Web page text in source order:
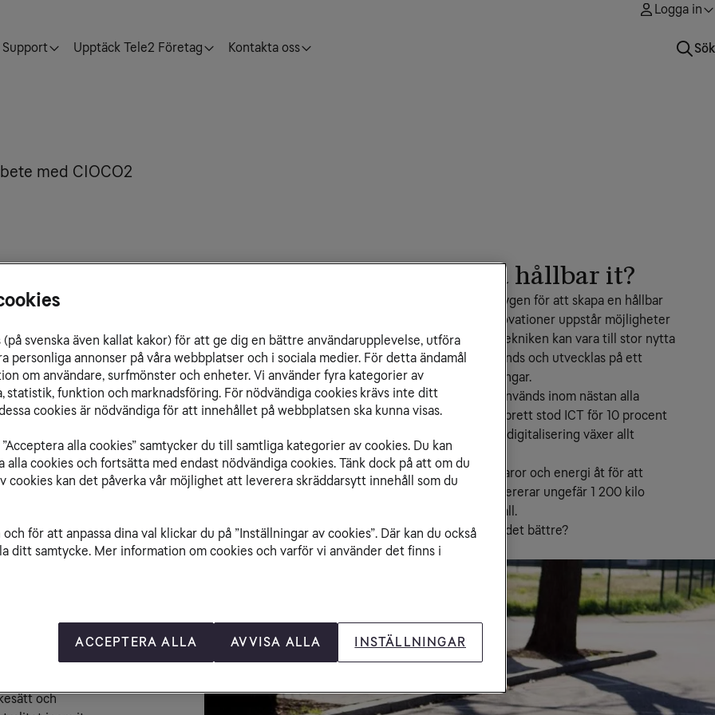
Logga in
Support Upptäck Tele2 Företag Kontakta oss Sök
med CIOCO2
Varför ska du tänka på hållbar it?
Digitalisering är ett av de mest kraftfulla verktygen för att skapa en hållbar
framtid. Genom digitalisering och tekniska innovationer uppstår möjligheter
till nya sätt att leva, arbeta och driva företag. Tekniken kan vara till stor nytta
både för samhället och klimatet - om den används och utvecklas på ett
hållbart sätt, som inte skapar nya klimatutmaningar.
ICT, Information Communication Technology, används inom nästan alla
verksamheter idag. Innan AI började användas brett stod ICT för 10 procent
av världens elförbrukning, och när både AI och digitalisering växer allt
snabbare kommer förbrukningen bara att öka.
Utöver elförbrukningen går stora mängder råvaror och energi åt för att
tillverka hårdvaror - att tillverka en laptop genererar ungefär 1 200 kilo
avfall och varje år slängs 57 miljoner ton e-avfall.
Hur kan vi tillsammans skapa en förändring till det bättre?
Källa: CIOCO2
var ska man ens
och syftar till att
organisationer
och
svenska även kallat kakor) för att ge dig en bättre användarupplevelse, utföra
personliga annonser på våra webbplatser och i sociala medier. För detta ändamål
om användare, surfmönster och enheter. Vi använder fyra kategorier av
statistik, funktion och marknadsföring. För nödvändiga cookies krävs inte ditt
cookies är nödvändiga för att innehållet på webbplatsen ska kunna visas.
alla cookies” samtycker du till samtliga kategorier av cookies. Du kan
alla cookies och fortsätta med endast nödvändiga cookies. Tänk dock på att om du
cookies kan det påverka vår möjlighet att leverera skräddarsytt innehåll som du
för att anpassa dina val klickar du på ”Inställningar av cookies”. Där kan du också
ditt samtycke. Mer information om cookies och varför vi använder det finns i
ACCEPTERA ALLA AVVISA ALLA INSTÄLLNINGAR